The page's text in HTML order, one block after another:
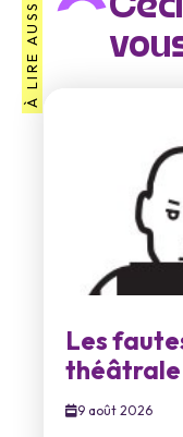
À LIRE AUSSI
Les
théâtrale
9 août 2026